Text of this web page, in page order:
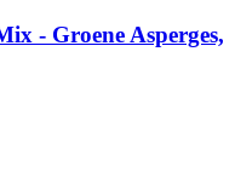
-​ Groene Asperges,